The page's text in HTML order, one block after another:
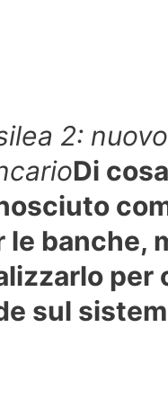
2:
Di
le banche,
per
sul